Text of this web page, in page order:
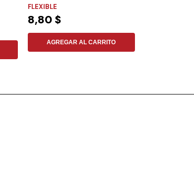
FLEXIBLE
8,80 $
AGREGAR AL CARRITO